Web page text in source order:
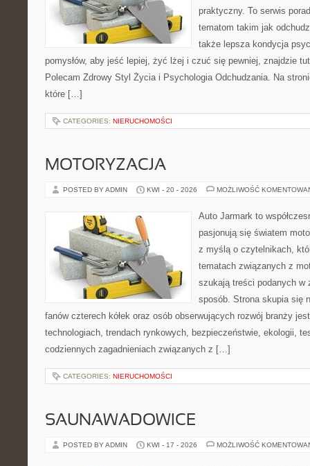
praktyczny. To serwis
tematom takim jak
także lepsza kondycja
pomysłów, aby jeść lepiej, żyć lżej i czuć się pewniej, znajdzie
Polecam Zdrowy Styl Życia i Psychologia Odchudzania. Na
które […]
CATEGORIES: NIERUCHOMOŚCI
MOTORYZACJA
POSTED BY ADMIN KWI - 20 - 2026 MOŻLIWOŚĆ
Auto Jarmark to
pasjonują się światem
z myślą o czytelnikach,
tematach związanych z
szukają treści podanych w
sposób. Strona skupia się
fanów czterech kółek oraz osób obserwujących rozwój branży
technologiach, trendach rynkowych, bezpieczeństwie, ekologii,
codziennych zagadnieniach związanych z […]
CATEGORIES: NIERUCHOMOŚCI
SAUNAWADOWICE
POSTED BY ADMIN KWI - 17 - 2026 MOŻLIWOŚĆ